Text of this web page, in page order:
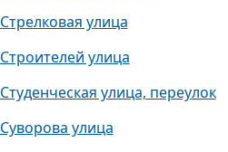
Стрелковая улица
Строителей улица
Студенческая улица, переулок
Суворова улица